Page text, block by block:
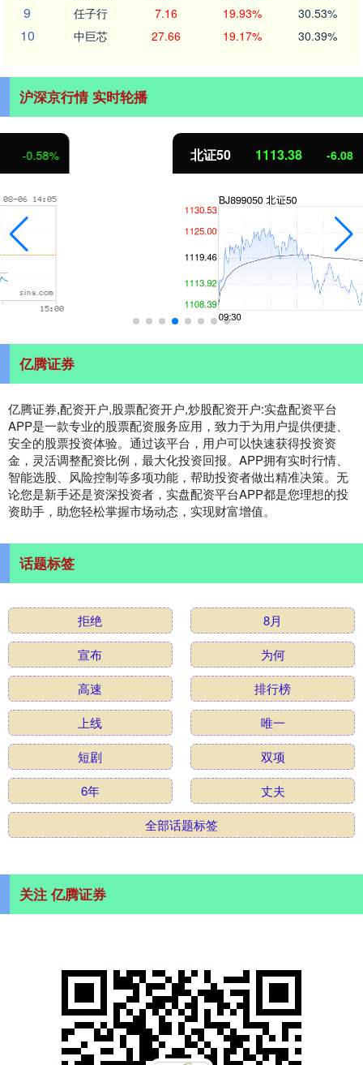
9 任子行 7.16 19.93% 30.53%
10 中巨芯 27.66 19.17% 30.39%
沪深京行情 实时轮播
-6.08 -0.54%
亿腾证券
亿腾证券,配资开户,股票配资开户,炒股配资开户:实盘配资平台
APP是一款专业的股票配资服务应用，致力于为用户提供便捷、
安全的股票投资体验。通过该平台，用户可以快速获得投资资
金，灵活调整配资比例，最大化投资回报。APP拥有实时行情、
智能选股、风险控制等多项功能，帮助投资者做出精准决策。无
论您是新手还是资深投资者，实盘配资平台APP都是您理想的投
资助手，助您轻松掌握市场动态，实现财富增值。
话题标签
拒绝
8月
宣布
为何
高速
排行榜
上线
唯一
短剧
双项
6年
丈夫
全部话题标签
关注 亿腾证券